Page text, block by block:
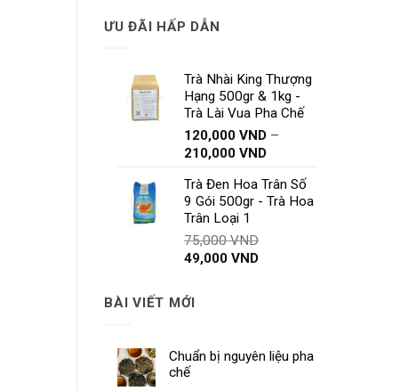
ƯU ĐÃI HẤP DẪN
Trà Nhài King Thượng
Hạng 500gr & 1kg -
Trà Lài Vua Pha Chế
120,000 VND –
210,000 VNDKhoảng
từ
120,000 VND
Trà Đen Hoa Trân Số
9 Gói 500gr - Trà Hoa
Trân Loại 1
75,000VND
49,000 VNDGiá
BÀI VIẾT MỚI
Chuẩn bị nguyên liệu pha
chế